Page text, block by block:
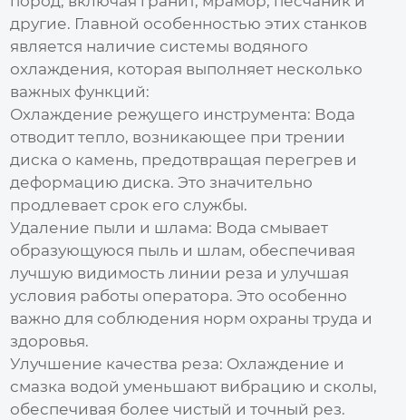
другие. Главной особенностью этих станков
является наличие системы водяного
охлаждения, которая выполняет несколько
важных функций:
Охлаждение режущего инструмента: Вода
отводит тепло, возникающее при трении
диска о камень, предотвращая перегрев и
деформацию диска. Это значительно
продлевает срок его службы.
Удаление пыли и шлама: Вода смывает
образующуюся пыль и шлам, обеспечивая
лучшую видимость линии реза и улучшая
условия работы оператора. Это особенно
важно для соблюдения норм охраны труда и
здоровья.
Улучшение качества реза: Охлаждение и
смазка водой уменьшают вибрацию и сколы,
обеспечивая более чистый и точный рез.